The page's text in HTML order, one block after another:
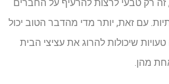
רק טבעי לרצות להרעיף על החברים
עם זאת, יותר מדי מהדבר הטוב יכול
שיכולות להרוג את עציצי הבית
מהן.